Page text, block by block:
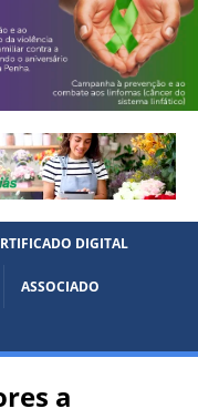
DIGITAL
ASSOCIADO
a